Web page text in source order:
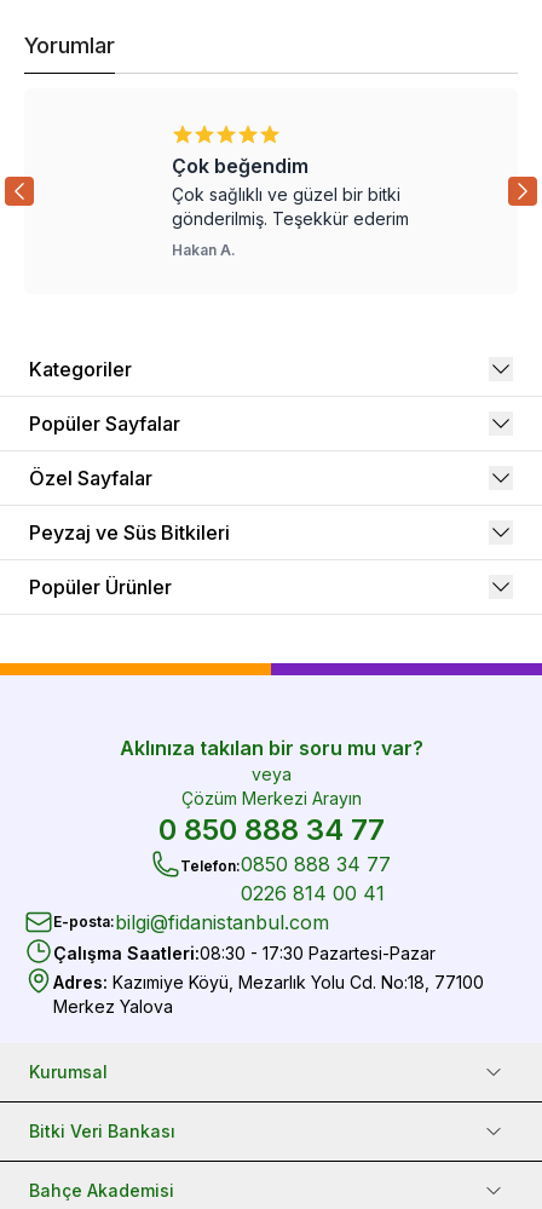
Yorumlar
Çok beğendim
Çok sağlıklı ve güzel bir bitki
gönderilmiş. Teşekkür ederim
Hakan A.
Kategoriler
Popüler Sayfalar
Özel Sayfalar
Peyzaj ve Süs Bitkileri
Popüler Ürünler
Aklınıza takılan bir soru mu var?
veya
Çözüm Merkezi Arayın
0 850 888 34 77
Telefon:0850 888 34 77
0226 814 00 41
E-posta:bilgi@fidanistanbul.com
Çalışma Saatleri:08:30 - 17:30 Pazartesi-Pazar
Adres: Kazımiye Köyü, Mezarlık Yolu Cd. No:18, 77100
Merkez Yalova
Kurumsal
Bitki Veri Bankası
Bahçe Akademisi